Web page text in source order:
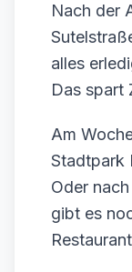
Nach der
alles
Das spart
Am
Stadtpark
Oder
gibt es